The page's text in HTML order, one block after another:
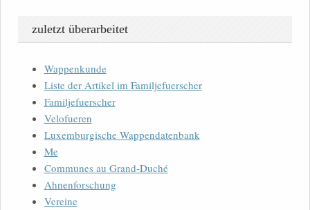
zuletzt überarbeitet
Wappenkunde
Liste der Artikel im Familjefuerscher
Familjefuerscher
Velofueren
Luxemburgische Wappendatenbank
Me
Communes au Grand-Duché
Ahnenforschung
Vereine